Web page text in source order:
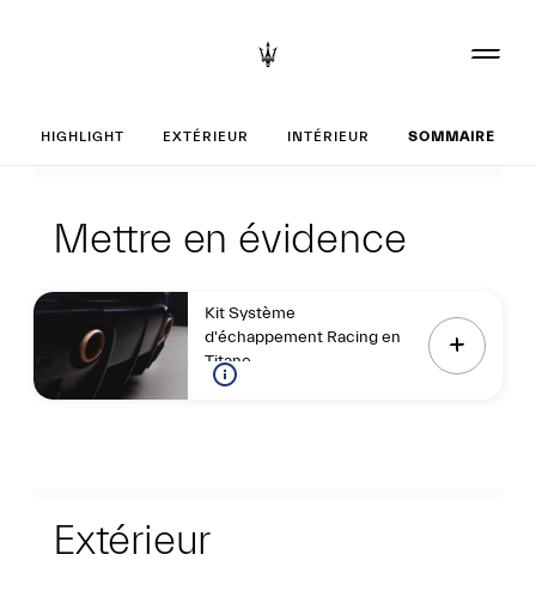
Réglages votre
HIGHLIGHT EXTÉRIEUR INTÉRIEUR SOMMAIRE
Mettre en
Mettre en évidence
Kit Système
d'échappement Racing en
Titane
Extérieur